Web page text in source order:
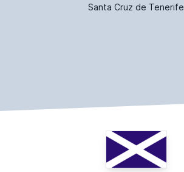
Santa Cruz de Tenerife